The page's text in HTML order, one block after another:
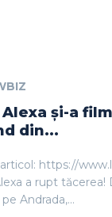
Alexa și-a
din...
articol: https://
a rupt tăcerea!
Andrada,...